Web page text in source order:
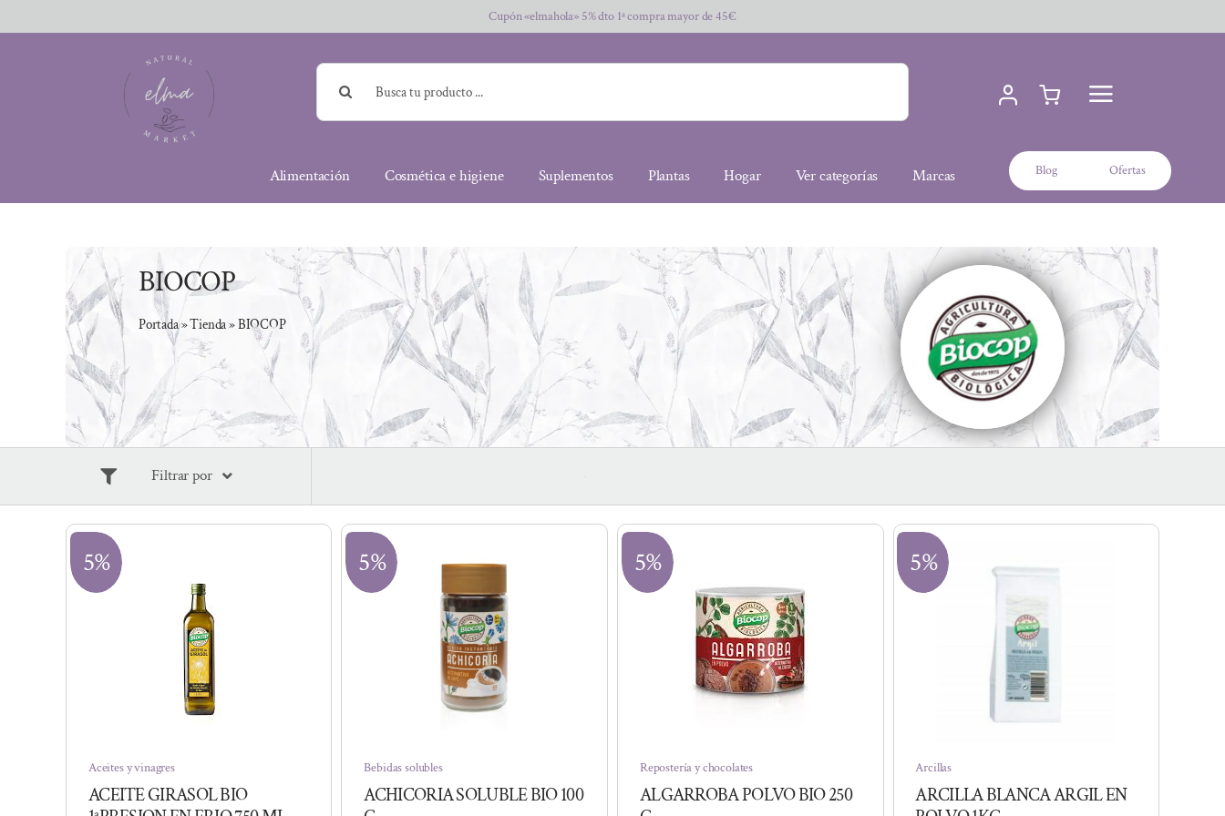
al
Cupón «elmahola» 5% dto 1ª compra mayor de 45€
Buscar:
Alimentación Cosmética e higiene Suplementos Plantas Hogar Ver categorías Marcas Blog Ofertas
BIOCOP
Portada»Tienda»BIOCOP
Filtrar por
5%
Aceites y vinagres
ACEITE GIRASOL BIO
5%
Bebidas solubles
ACHICORIA SOLUBLE BIO 100
5%
Repostería y chocolates
ALGARROBA POLVO BIO 250
5%
Arcillas
ARCILLA BLANCA ARGIL EN